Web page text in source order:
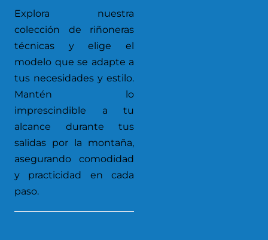
Explora nuestra
colección de riñoneras
técnicas y elige el
modelo que se adapte a
tus necesidades y estilo.
Mantén lo
imprescindible a tu
alcance durante tus
salidas por la montaña,
asegurando comodidad
y practicidad en cada
paso.